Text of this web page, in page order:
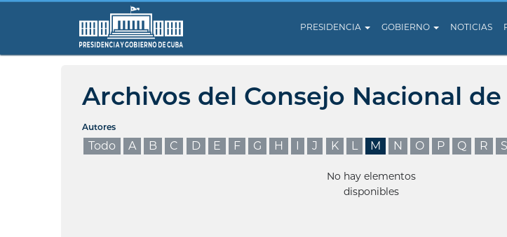
PRESIDENCIA GOBIERNO NOTICIAS
Archivos del Consejo Nacional
Autores
Todo A B C D E F G H I J K L M N O P Q R S
No hay elementos
disponibles